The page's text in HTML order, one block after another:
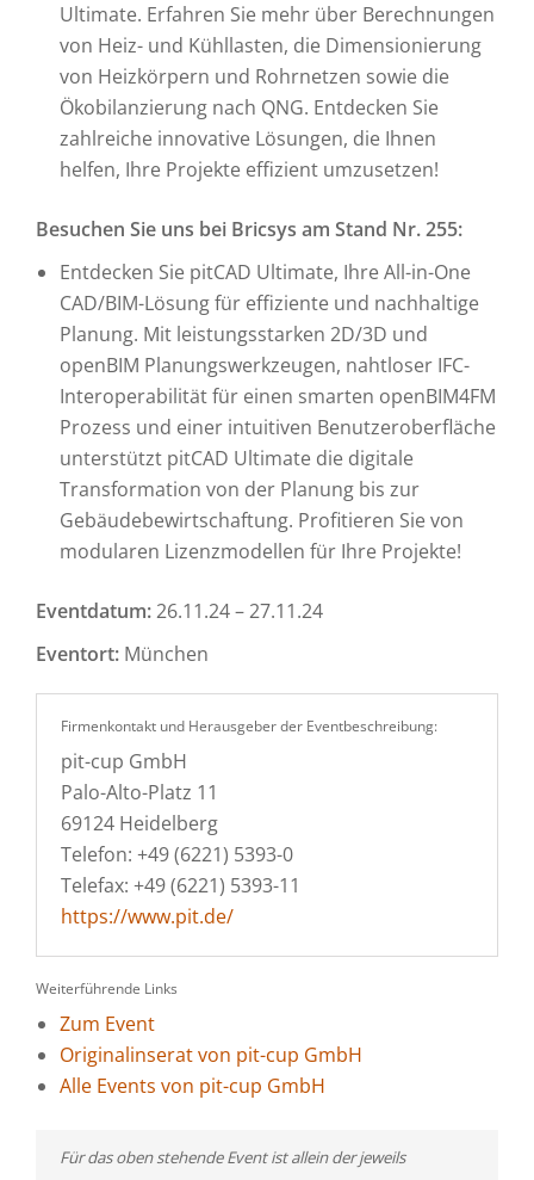
Ultimate. Erfahren Sie mehr über Berechnungen
von Heiz- und Kühllasten, die Dimensionierung
von Heizkörpern und Rohrnetzen sowie die
Ökobilanzierung nach QNG. Entdecken Sie
zahlreiche innovative Lösungen, die Ihnen
helfen, Ihre Projekte effizient umzusetzen!
Besuchen Sie uns bei Bricsys am Stand Nr. 255:
Entdecken Sie pitCAD Ultimate, Ihre All-in-One
CAD/BIM-Lösung für effiziente und nachhaltige
Planung. Mit leistungsstarken 2D/3D und
openBIM Planungswerkzeugen, nahtloser IFC-
Interoperabilität für einen smarten openBIM4FM
Prozess und einer intuitiven Benutzeroberfläche
unterstützt pitCAD Ultimate die digitale
Transformation von der Planung bis zur
Gebäudebewirtschaftung. Profitieren Sie von
modularen Lizenzmodellen für Ihre Projekte!
Eventdatum:26.11.24 – 27.11.24
Eventort: München
Firmenkontakt und Herausgeber der Eventbeschreibung:
pit-cup GmbH
Palo-Alto-Platz 11
69124 Heidelberg
Telefon: +49 (6221) 5393-0
Telefax: +49 (6221) 5393-11
https://www.pit.de/
Weiterführende Links
Zum Event
Originalinserat von pit-cup GmbH
Alle Events von pit-cup GmbH
Für das oben stehende Event ist allein der jeweils